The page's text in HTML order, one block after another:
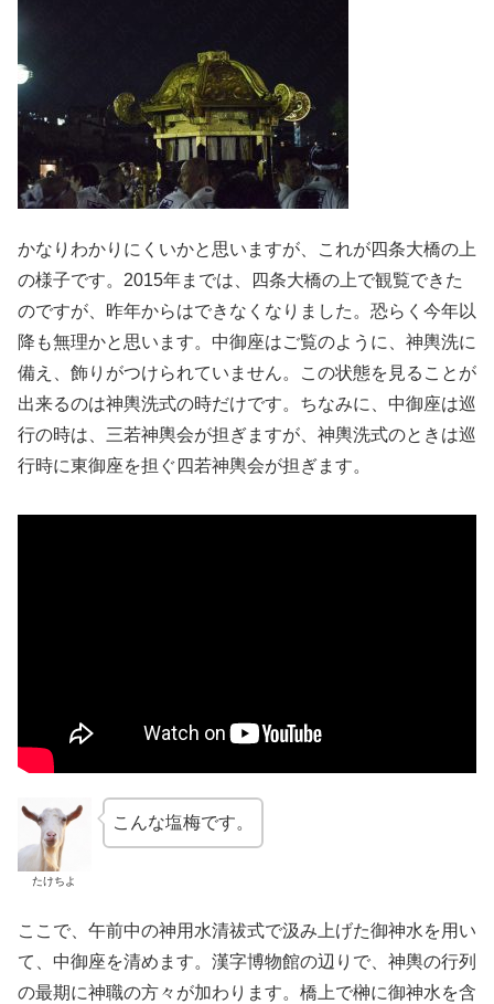
かなりわかりにくいかと思いますが、これが四条大橋の上
の様子です。2015年までは、四条大橋の上で観覧できた
のですが、昨年からはできなくなりました。恐らく今年以
降も無理かと思います。中御座はご覧のように、神輿洗に
備え、飾りがつけられていません。この状態を見ることが
出来るのは神輿洗式の時だけです。ちなみに、中御座は巡
行の時は、三若神輿会が担ぎますが、神輿洗式のときは巡
行時に東御座を担ぐ四若神輿会が担ぎます。
たけちよ
こんな塩梅です。
ここで、午前中の神用水清祓式で汲み上げた御神水を用い
て、中御座を清めます。漢字博物館の辺りで、神輿の行列
の最期に神職の方々が加わります。橋上で榊に御神水を含